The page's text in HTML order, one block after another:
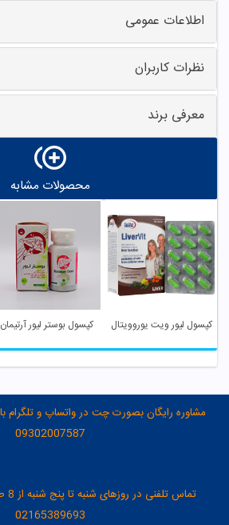
اطلاعات عمومی
نظرات کاربران
معرفی برند
محصولات مشابه
کپسول لیور ویت یوروویتال کپسول بوستر لیور آرتیمان
09302007587
02165389693